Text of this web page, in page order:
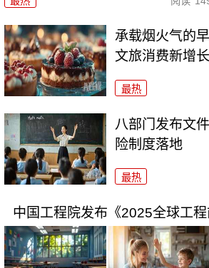
承载烟火气的
文旅消费新增
最热
八部门发布文
险制度落地
最热
中国工程院发布《2025全球工程